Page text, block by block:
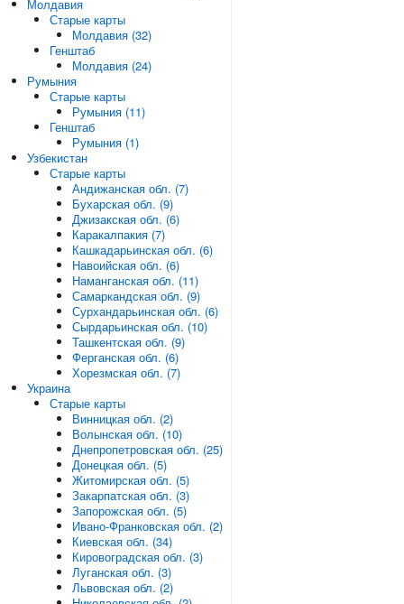
Молдавия
Старые карты
Молдавия (32)
Генштаб
Молдавия (24)
Румыния
Старые карты
Румыния (11)
Генштаб
Румыния (1)
Узбекистан
Старые карты
Андижанская обл. (7)
Бухарская обл. (9)
Джизакская обл. (6)
Каракалпакия (7)
Кашкадарьинская обл. (6)
Навоийская обл. (6)
Наманганская обл. (11)
Самаркандская обл. (9)
Сурхандарьинская обл. (6)
Сырдарьинская обл. (10)
Ташкентская обл. (9)
Ферганская обл. (6)
Хорезмская обл. (7)
Украина
Старые карты
Винницкая обл. (2)
Волынская обл. (10)
Днепропетровская обл. (25)
Донецкая обл. (5)
Житомирская обл. (5)
Закарпатская обл. (3)
Запорожская обл. (5)
Ивано-Франковская обл. (2)
Киевская обл. (34)
Кировоградская обл. (3)
Луганская обл. (3)
Львовская обл. (2)